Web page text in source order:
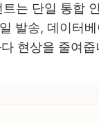
는 단일 통합
발송, 데이터
현상을 줄여줍